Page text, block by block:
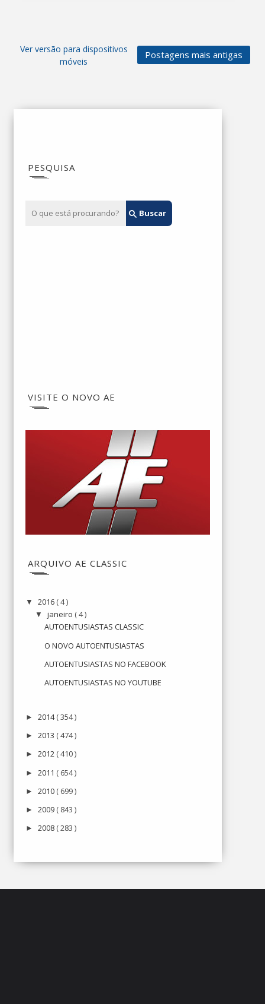
Postagens mais antigas
Ver versão para dispositivos
móveis
PESQUISA
VISITE O NOVO AE
ARQUIVO AE CLASSIC
▼ 2016 ( 4 )
▼ janeiro ( 4 )
AUTOENTUSIASTAS CLASSIC
O NOVO AUTOENTUSIASTAS
AUTOENTUSIASTAS NO FACEBOOK
AUTOENTUSIASTAS NO YOUTUBE
► 2014( 354 )
► 2013 ( 474 )
► 2012 ( 410 )
► 2011 ( 654 )
► 2010 ( 699 )
► 2009 ( 843 )
► 2008 ( 283 )